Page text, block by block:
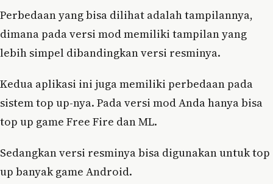
Perbedaan yang bisa dilihat adalah tampilannya,
dimana pada versi mod memiliki tampilan yang
lebih simpel dibandingkan versi resminya.
Kedua aplikasi ini juga memiliki perbedaan pada
sistem top up-nya. Pada versi mod Anda hanya bisa
top up game Free Fire dan ML.
Sedangkan versi resminya bisa digunakan untuk top
up banyak game Android.